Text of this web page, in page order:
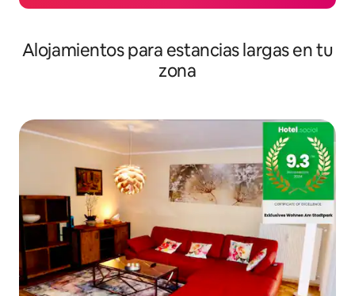
Alojamientos para estancias largas en tu
zona